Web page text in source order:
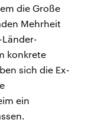
die Große
Mehrheit
konkrete
sich die Ex-
ein